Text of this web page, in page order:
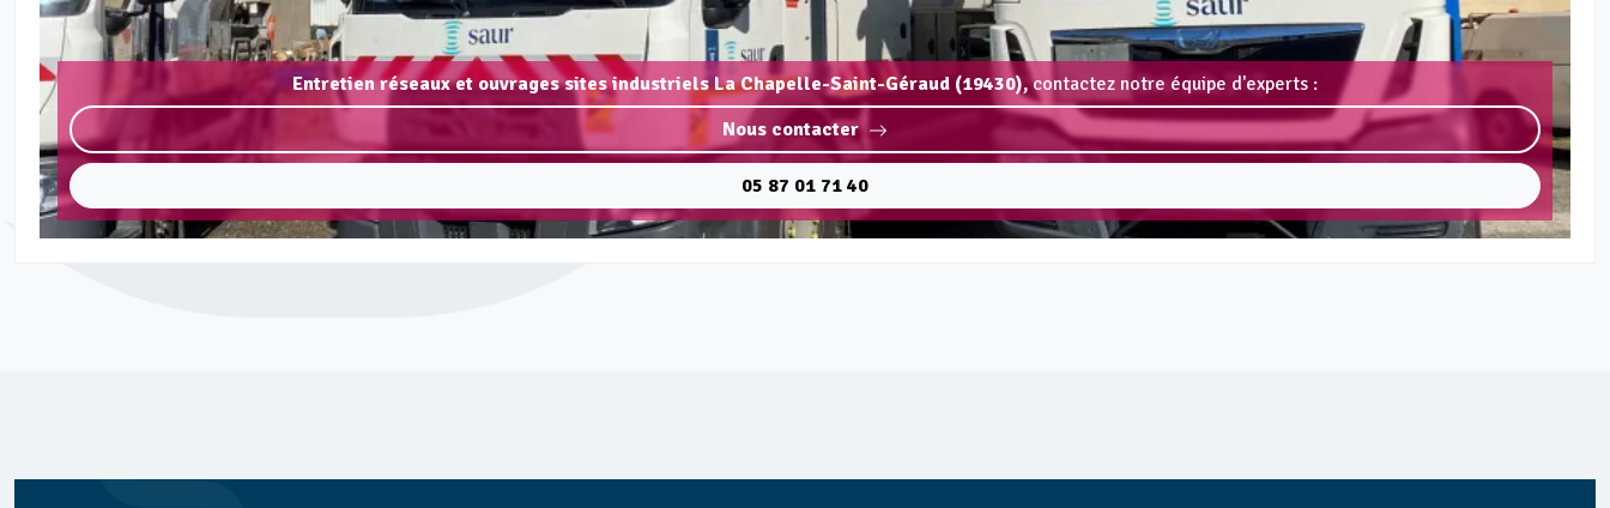
Entretien réseaux et ouvrages sites industriels La Chapelle-Saint-Géraud (19430),contactez notre équipe d'experts :
Nous contacter
05 87 01 71 40